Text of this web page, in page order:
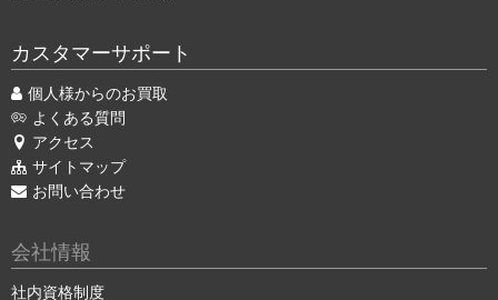
カスタマーサポート
個人様からのお買取
よくある質問
アクセス
サイトマップ
お問い合わせ
会社情報
社内資格制度